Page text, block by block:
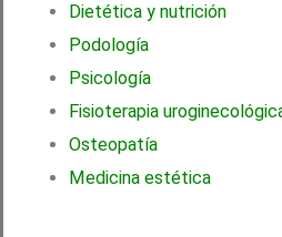
Dietética y nutrición
Podología
Psicología
Fisioterapia
Osteopatía
Medicina estética